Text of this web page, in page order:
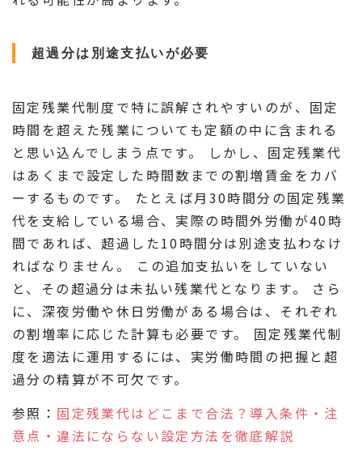
超過分は別途支払いが必要
固定残業代制度で特に誤解されやすいのが、固定
時間を超えた残業についても定額の中に含まれる
と思い込んでしまう点です。 しかし、固定残業代
はあくまで設定した時間数までの割増賃金をカバ
ーするものです。 たとえば月30時間分の固定残業
代を支給している場合、実際の時間外労働が40時
間であれば、超過した10時間分は別途支払わなけ
ればなりません。 この追加支払いをしていない
と、その超過分は未払い残業代となります。 さら
に、深夜労働や休日労働がある場合は、それぞれ
の割増率に応じた計算も必要です。 固定残業代制
度を適法に運用するには、実労働時間の把握と超
過分の精算が不可欠です。
参照： 固定残業代はどこまで合法？導入条件・注
意点・違法にならない設定方法を徹底解説